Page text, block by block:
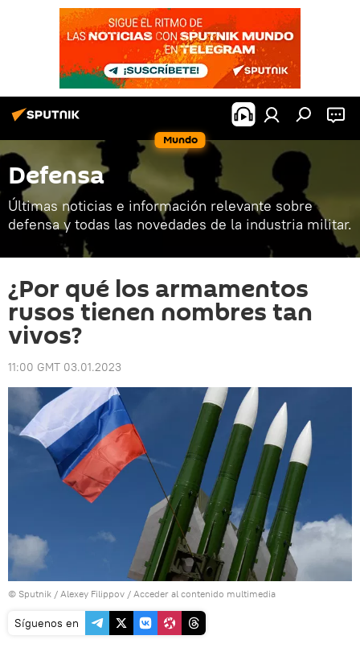
Mundo
Defensa
Últimas noticias e información relevante sobre
defensa y todas las novedades de la industria militar.
¿Por qué los armamentos
rusos tienen nombres tan
vivos?
11:00 GMT 03.01.2023
© Sputnik / Alexey Filippov / Acceder al contenido multimedia
Síguenos en